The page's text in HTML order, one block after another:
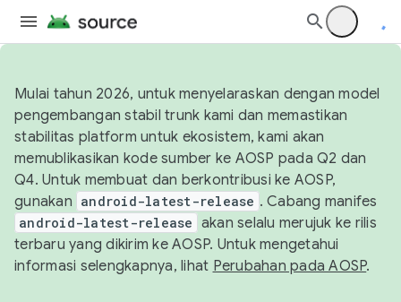
Mulai tahun 2026, untuk menyelaraskan dengan model
pengembangan stabil trunk kami dan memastikan
stabilitas platform untuk ekosistem, kami akan
memublikasikan kode sumber ke AOSP pada Q2 dan
Q4. Untuk membuat dan berkontribusi ke AOSP,
gunakan android-latest-release . Cabang manifes
android-latest-release akan selalu merujuk ke rilis
terbaru yang dikirim ke AOSP. Untuk mengetahui
informasi selengkapnya, lihat Perubahan pada AOSP.